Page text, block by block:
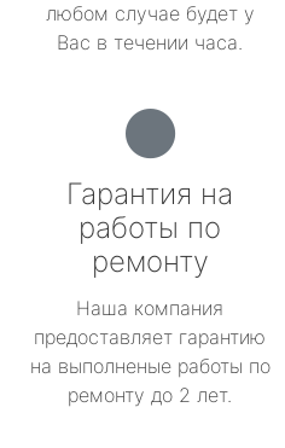
любом случае будет у
Вас в течении часа.
Гарантия на
работы по
ремонту
Наша компания
предоставляет гарантию
на выполненые работы по
ремонту до 2 лет.